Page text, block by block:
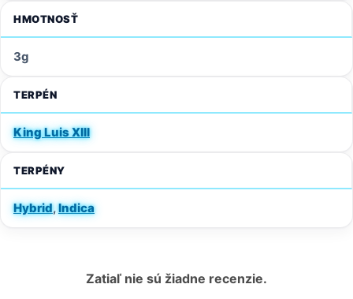
HMOTNOSŤ
3g
TERPÉN
King Luis XIII
TERPÉNY
Hybrid,Indica
Zatiaľ nie sú žiadne recenzie.